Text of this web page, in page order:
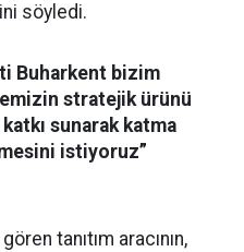
söyledi.
Buharkent bizim
stratejik ürünü
sunarak katma
istiyoruz”
tanıtım aracının,